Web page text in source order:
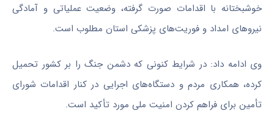
خوشبختانه با اقدامات صورت‌ گرفته، وضعیت عملیاتی و آمادگی
نیروهای امداد و فوریت‌های پزشکی استان مطلوب است.
وی ادامه داد: در شرایط کنونی که دشمن جنگ را بر کشور تحمیل
کرده، همکاری مردم و دستگاه‌های اجرایی در کنار اقدامات شورای
تأمین برای فراهم کردن امنیت ملی مورد تأکید است.